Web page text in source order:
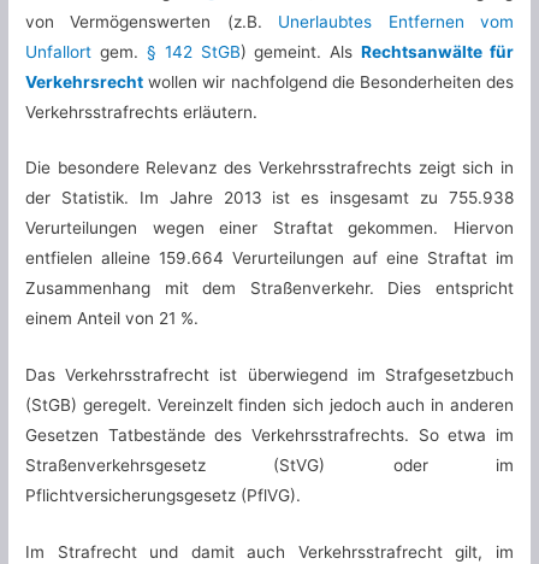
von Vermögenswerten (z.B. Unerlaubtes Entfernen vom
Unfallort gem. § 142 StGB) gemeint. AlsRechtsanwälte für
Verkehrsrecht wollen wir nachfolgend die Besonderheiten des
Verkehrsstrafrechts erläutern.
Die besondere Relevanz des Verkehrsstrafrechts zeigt sich in
der Statistik. Im Jahre 2013 ist es insgesamt zu 755.938
Verurteilungen wegen einer Straftat gekommen. Hiervon
entfielen alleine 159.664 Verurteilungen auf eine Straftat im
Zusammenhang mit dem Straßenverkehr. Dies entspricht
einem Anteil von 21 %.
Das Verkehrsstrafrecht ist überwiegend im Strafgesetzbuch
(StGB) geregelt. Vereinzelt finden sich jedoch auch in anderen
Gesetzen Tatbestände des Verkehrsstrafrechts. So etwa im
Straßenverkehrsgesetz (StVG) oder im
Pflichtversicherungsgesetz (PflVG).
Im Strafrecht und damit auch Verkehrsstrafrecht gilt, im